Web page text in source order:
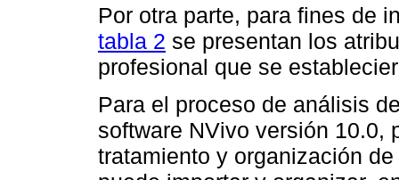
Por otra parte, para fines de
tabla 2 se presentan los
profesional que se
Para el proceso de análisis
software NVivo versión 10.0,
tratamiento y organización